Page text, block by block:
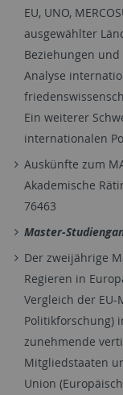
EU, UNO,
ausgewählter
Beziehungen
Analyse
Ein weiterer
internationalen
Auskünfte zum
Akademische
76463
Master-
Der zweijährige
Regieren in
Vergleich der
Politikforschung)
zunehmende
Mitgliedstaaten
Union